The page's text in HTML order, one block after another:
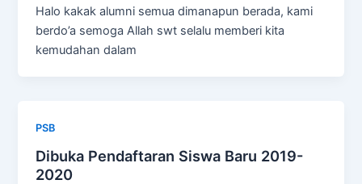
Halo kakak alumni semua dimanapun berada, kami
berdo’a semoga Allah swt selalu memberi kita
kemudahan dalam
PSB
Dibuka Pendaftaran Siswa Baru 2019-
2020